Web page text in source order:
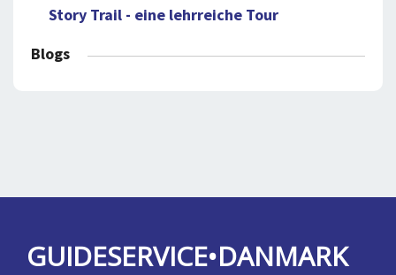
Story Trail - eine lehrreiche Tour
Blogs
GUIDESERVICE•DANMARK